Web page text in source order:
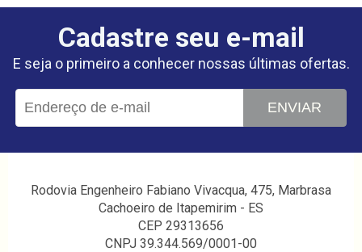
Cadastre seu e-mail
E seja o primeiro a conhecer nossas últimas ofertas.
ENVIAR
Rodovia Engenheiro Fabiano Vivacqua, 475, Marbrasa
Cachoeiro de Itapemirim - ES
CEP 29313656
CNPJ 39.344.569/0001-00